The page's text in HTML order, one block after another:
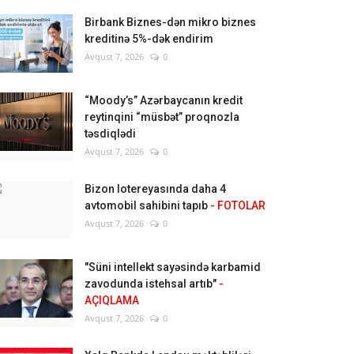
Birbank Biznes-dən mikro biznes
kreditinə 5%-dək endirim
Avqust 7, 2026 0
“Moody’s” Azərbaycanın kredit
reytinqini “müsbət” proqnozla
təsdiqlədi
Avqust 7, 2026 0
Bizon lotereyasında daha 4
avtomobil sahibini tapıb - FOTOLAR
Avqust 7, 2026 0
"Süni intellekt sayəsində karbamid
zavodunda istehsal artıb" -
AÇIQLAMA
Avqust 7, 2026 0